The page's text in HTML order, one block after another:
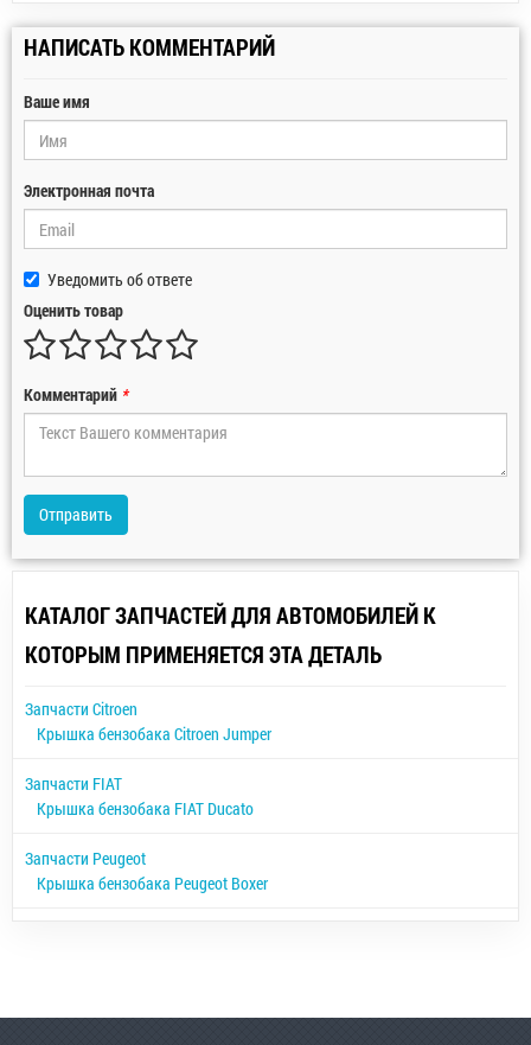
НАПИСАТЬ КОММЕНТАРИЙ
Ваше имя
Электронная почта
Уведомить об ответе
Оценить товар
Комментарий *
Отправить
КАТАЛОГ ЗАПЧАСТЕЙ ДЛЯ АВТОМОБИЛЕЙ К
КОТОРЫМ ПРИМЕНЯЕТСЯ ЭТА ДЕТАЛЬ
Запчасти Citroen
Крышка бензобака Citroen Jumper
Запчасти FIAT
Крышка бензобака FIAT Ducato
Запчасти Peugeot
Крышка бензобака Peugeot Boxer